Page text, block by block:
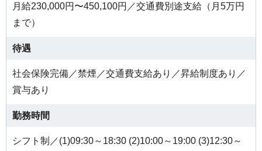
月給230,000円〜450,100円／交通費別途支給（月5万円
まで）
待遇
社会保険完備／禁煙／交通費支給あり／昇給制度あり／
賞与あり
勤務時間
シフト制／(1)09:30～18:30 (2)10:00～19:00 (3)12:30～